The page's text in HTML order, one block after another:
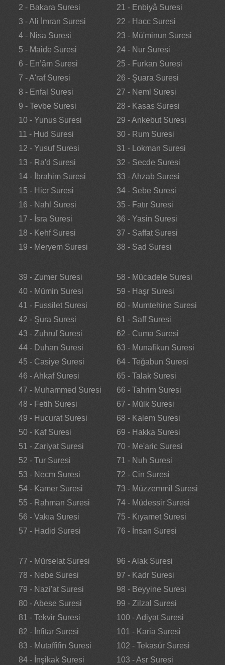
2 - Bakara Suresi
3 - Ali İmran Suresi
4 - Nisa Suresi
5 - Maide Suresi
6 - En’âm Suresi
7 - A'raf Suresi
8 - Enfal Suresi
9 - Tevbe Suresi
10 - Yunus Suresi
11 - Hud Suresi
12 - Yusuf Suresi
13 - Ra'd Suresi
14 - İbrahim Suresi
15 - Hicr Suresi
16 - Nahl Suresi
17 - İsra Suresi
18 - Kehf Suresi
19 - Meryem Suresi
21 - Enbiyâ Suresi
22 - Hacc Suresi
23 - Mü'minun Suresi
24 - Nur Suresi
25 - Furkan Suresi
26 - Şuara Suresi
27 - Neml Suresi
28 - Kasas Suresi
29 - Ankebut Suresi
30 - Rum Suresi
31 - Lokman Suresi
32 - Secde Suresi
33 - Ahzab Suresi
34 - Sebe Suresi
35 - Fatır Suresi
36 - Yasin Suresi
37 - Saffat Suresi
38 - Sad Suresi
39 - Zumer Suresi
40 - Mümin Suresi
41 - Fussilet Suresi
42 - Şura Suresi
43 - Zuhruf Suresi
44 - Duhan Suresi
45 - Casiye Suresi
46 - Ahkaf Suresi
47 - Muhammed Suresi
48 - Fetih Suresi
49 - Hucurat Suresi
50 - Kaf Suresi
51 - Zariyat Suresi
52 - Tur Suresi
53 - Necm Suresi
54 - Kamer Suresi
55 - Rahman Suresi
56 - Vakıa Suresi
57 - Hadid Suresi
58 - Mücadele Suresi
59 - Haşr Suresi
60 - Mumtehine Suresi
61 - Saff Suresi
62 - Cuma Suresi
63 - Munafikun Suresi
64 - Teğabun Suresi
65 - Talak Suresi
66 - Tahrim Suresi
67 - Mülk Suresi
68 - Kalem Suresi
69 - Hakka Suresi
70 - Me'aric Suresi
71 - Nuh Suresi
72 - Cin Suresi
73 - Müzzemmil Suresi
74 - Müdessir Suresi
75 - Kıyamet Suresi
76 - İnsan Suresi
77 - Mürselat Suresi
78 - Nebe Suresi
79 - Nazi'at Suresi
80 - Abese Suresi
81 - Tekvir Suresi
82 - İnfitar Suresi
83 - Mutaffifin Suresi
84 - İnşikak Suresi
96 - Alak Suresi
97 - Kadr Suresi
98 - Beyyine Suresi
99 - Zilzal Suresi
100 - Adiyat Suresi
101 - Karia Suresi
102 - Tekasür Suresi
103 - Asr Suresi